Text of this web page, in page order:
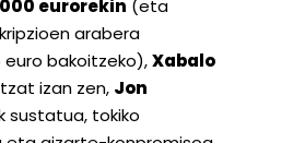
eurorekin (eta
arabera
bakoitzeko),Xabalo
izan zen, Jon
sustatua, tokiko